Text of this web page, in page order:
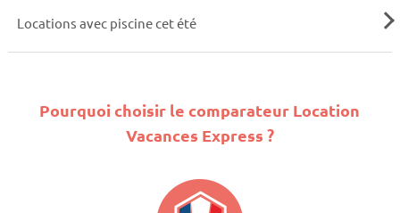
Locations avec piscine cet été
Pourquoi choisir le comparateur Location
Vacances Express ?